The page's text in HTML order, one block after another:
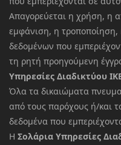
Απαγορεύεται η χρήση, η
εμφάνιση, η
δεδομένων που
τη ρητή προηγούμενη
Υπηρεσίες Διαδικτύου
Όλα τα δικαιώματα
από τους παρόχους ή/και
δεδομένα που
Η Σολάρια Υπηρεσίες